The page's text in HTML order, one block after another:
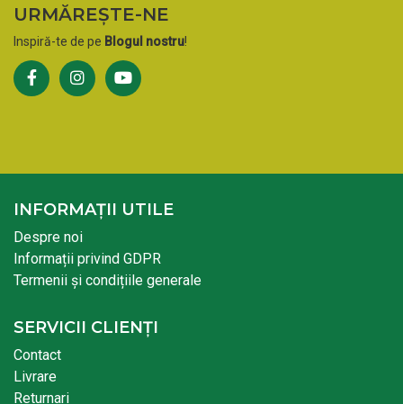
URMĂREȘTE-NE
Inspiră-te de pe Blogul nostru!
INFORMAȚII UTILE
Despre noi
Informații privind GDPR
Termenii și condițiile generale
SERVICII CLIENȚI
Contact
Livrare
Returnari